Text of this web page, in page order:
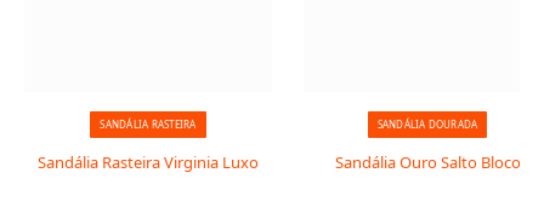
SANDÁLIA RASTEIRA
Sandália Rasteira Virginia Luxo
SANDÁLIA DOURADA
Sandália Ouro Salto Bloco